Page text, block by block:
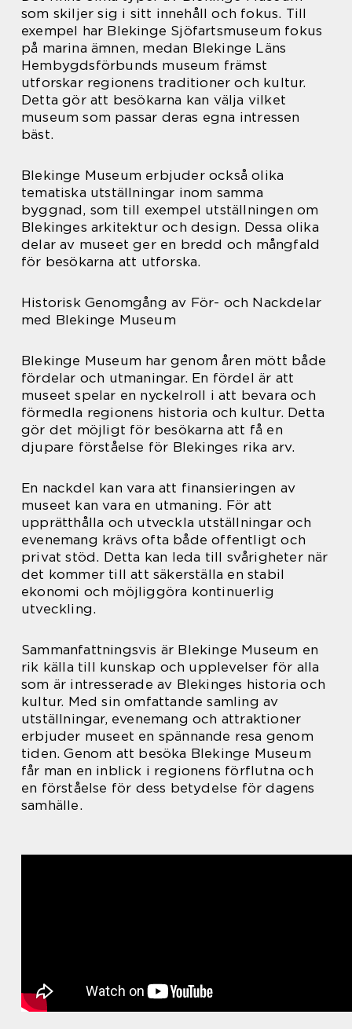
som skiljer sig i sitt innehåll och fokus. Till
exempel har Blekinge Sjöfartsmuseum fokus
på marina ämnen, medan Blekinge Läns
Hembygdsförbunds museum främst
utforskar regionens traditioner och kultur.
Detta gör att besökarna kan välja vilket
museum som passar deras egna intressen
bäst.
Blekinge Museum erbjuder också olika
tematiska utställningar inom samma
byggnad, som till exempel utställningen om
Blekinges arkitektur och design. Dessa olika
delar av museet ger en bredd och mångfald
för besökarna att utforska.
Historisk Genomgång av För- och Nackdelar
med Blekinge Museum
Blekinge Museum har genom åren mött både
fördelar och utmaningar. En fördel är att
museet spelar en nyckelroll i att bevara och
förmedla regionens historia och kultur. Detta
gör det möjligt för besökarna att få en
djupare förståelse för Blekinges rika arv.
En nackdel kan vara att finansieringen av
museet kan vara en utmaning. För att
upprätthålla och utveckla utställningar och
evenemang krävs ofta både offentligt och
privat stöd. Detta kan leda till svårigheter när
det kommer till att säkerställa en stabil
ekonomi och möjliggöra kontinuerlig
utveckling.
Sammanfattningsvis är Blekinge Museum en
rik källa till kunskap och upplevelser för alla
som är intresserade av Blekinges historia och
kultur. Med sin omfattande samling av
utställningar, evenemang och attraktioner
erbjuder museet en spännande resa genom
tiden. Genom att besöka Blekinge Museum
får man en inblick i regionens förflutna och
en förståelse för dess betydelse för dagens
samhälle.